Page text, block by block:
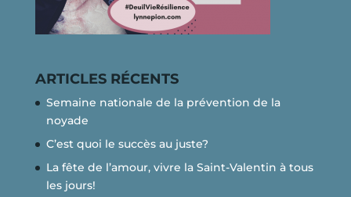
ARTICLES RÉCENTS
Semaine nationale de la prévention de la
noyade
C’est quoi le succès au juste?
La fête de l’amour, vivre la Saint-Valentin à tous
les jours!